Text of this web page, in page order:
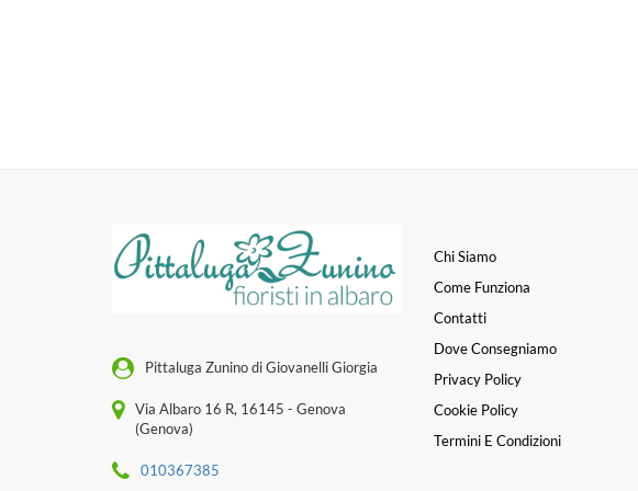
Pittaluga Zunino di Giovanelli Giorgia
Via Albaro 16 R, 16145 - Genova
(Genova)
010367385
Chi Siamo
Come Funziona
Contatti
Dove Consegniamo
Privacy Policy
Cookie Policy
Termini E Condizioni